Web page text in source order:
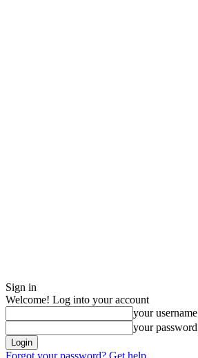
Sign in
Welcome! Log into your account
your username
your password
Forgot your password? Get help